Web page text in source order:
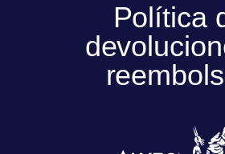
Política